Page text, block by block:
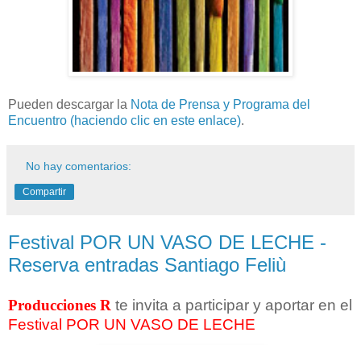
Pueden descargar la Nota de Prensa y Programa del
Encuentro (haciendo clic en este enlace).
No hay comentarios:
Compartir
Festival POR UN VASO DE LECHE -
Reserva entradas Santiago Feliù
Producciones R te invita a participar y aportar en el
Festival POR UN VASO DE LECHE